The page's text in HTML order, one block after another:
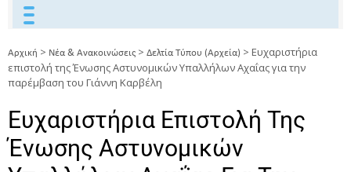
Αρχική > Νέα & Ανακοινώσεις > Δελτία Τύπου (Αρχεία) > Ευχαριστήρια
επιστολή της Ένωσης Αστυνομικών Υπαλλήλων Αχαΐας για την
παρέμβαση του Γιάννη Καρβέλη
Ευχαριστήρια Επιστολή Της
Ένωσης Αστυνομικών